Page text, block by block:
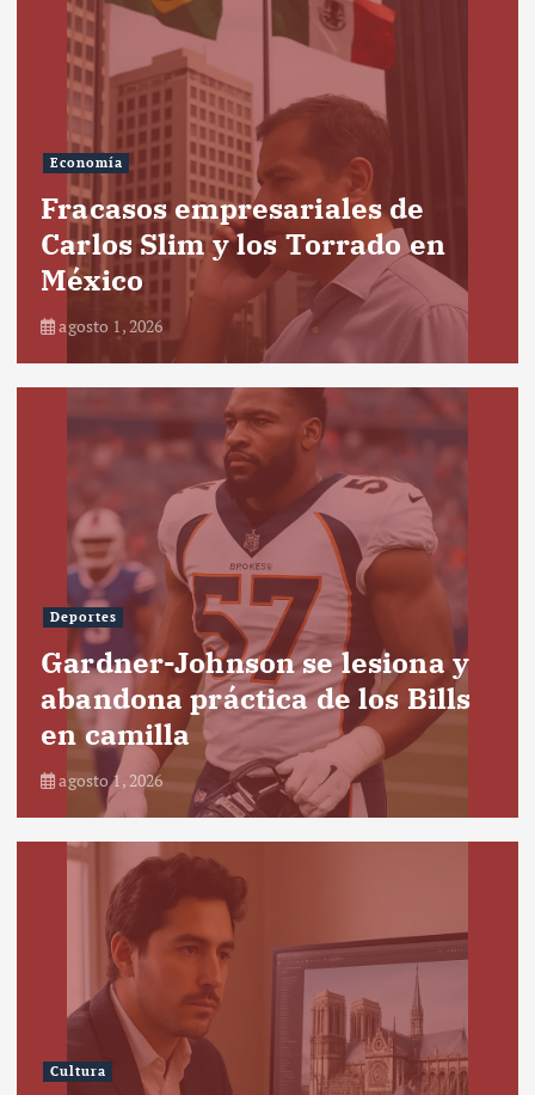
Economía
Fracasos empresariales de
Carlos Slim y los Torrado en
México
agosto 1, 2026
Deportes
Gardner-Johnson se lesiona y
abandona práctica de los Bills
en camilla
agosto 1, 2026
Cultura